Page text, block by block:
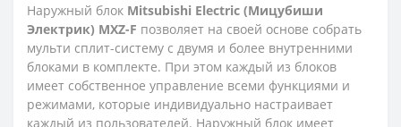
Наружный блок Mitsubishi Electric (Мицубиши
Электрик) MXZ-F позволяет на своей основе собрать
мульти сплит-систему с двумя и более внутренними
блоками в комплекте. При этом каждый из блоков
имеет собственное управление всеми функциями и
режимами, которые индивидуально настраивает
каждый из пользователей. Наружный блок имеет